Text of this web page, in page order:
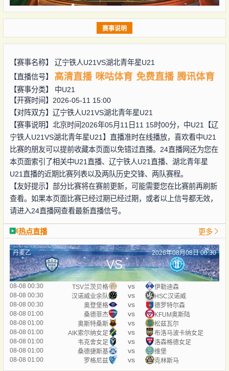
赛事说明
【赛事名称】 辽宁铁人U21VS湖北青年星U21
【直播信号】
高清直播 咪咕体育 免费直播 腾讯体育
【赛事分类】 中U21
【开赛时间】2026-05-11 15:00
【对阵双方】 辽宁铁人U21VS湖北青年星U21
【赛事说明】北京时间2026年05月11日11 15时00分，中U21【辽
宁铁人U21VS湖北青年星U21】直播准时在线播放，喜欢看中U21
比赛的朋友可以提前收藏本页面以免错过直播。24直播网还为您在
本页面索引了相关中U21直播、辽宁铁人U21直播、湖北青年星
U21直播的近期比赛列表以及两队历史交锋、两队赛程。
【友好提示】部分比赛将在赛前更新，可能需要您在比赛前再刷新
查看。如果本页面比赛已经过期已经过期，或者以上信号都无效，
请进入24直播网查看最新直播信号。
热点直播 更多
丹麦乙 2026年08月08日 00:30
VS
08-08 00:30 TSV兰茨贝格 vs
伊勒迪森
08-08 00:30
汉诺威业余队 vs
HSC汉诺威
08-08 00:30
奥登堡格 vs
德罗特尔森
08-08 01:00
桑德菲杰 vs
KFUM奥斯陆
08-08 01:00
奥斯特桑斯 vs
松兹瓦尔
08-08 01:00
AIK索尔纳女足 vs
布洛马波卡纳女足
08-08 01:00
韦克舍女足 vs
洛森格德女足
08-08 01:00
桑德捷斯基 vs
维堡
08-08 01:00
罗格尼兹 vs 克林斯马